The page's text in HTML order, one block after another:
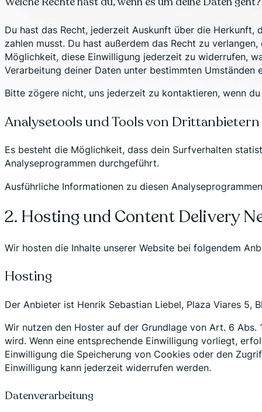
Du hast das Recht, jederzeit Auskunft über die Herkunft,
zahlen musst. Du hast außerdem das Recht zu
Möglichkeit, diese Einwilligung jederzeit zu widerrufen,
Verarbeitung deiner Daten unter bestimmten
Bitte zögere nicht, uns jederzeit zu kontaktieren, wenn
Analysetools und Tools von Drittanbietern
Es besteht die Möglichkeit, dass dein Surfverhalten
Analyseprogrammen durchgeführt.
Ausführliche Informationen zu diesen
2. Hosting und Content Delivery
Wir hosten die Inhalte unserer Website bei folgendem
Hosting
Der Anbieter ist Henrik Sebastian Liebel, Plaza Viares 5,
Wir nutzen den Hoster auf der Grundlage von Art. 6
wird. Wenn eine entsprechende Einwilligung vorliegt,
Einwilligung die Speicherung von Cookies oder den
Einwilligung kann jederzeit widerrufen werden.
Datenverarbeitung